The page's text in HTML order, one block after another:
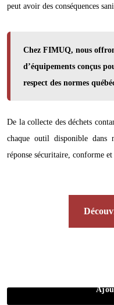
peut avoir des conséquences
Chez FIMUQ, nous
d’équipements conçus
respect des normes
De la collecte des déchets
chaque outil disponible dans
réponse sécuritaire, conforme